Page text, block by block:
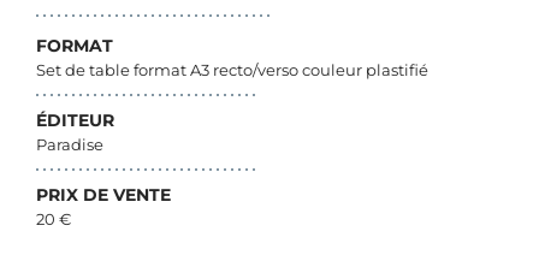
FORMAT
Set de table format A3 recto/verso couleur plastifié
ÉDITEUR
Paradise
PRIX DE VENTE
20 €